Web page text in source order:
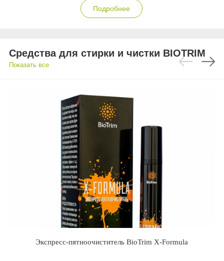
Подробнее
Средства для стирки и чистки BIOTRIM
Показать все
Экспресс-пятноочиститель BioTrim X-Formula